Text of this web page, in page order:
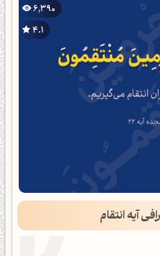
6,390
4.1
آیه انتقام